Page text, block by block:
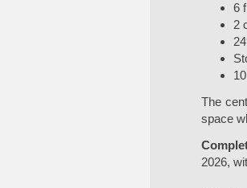
6
2
The
space
2026,